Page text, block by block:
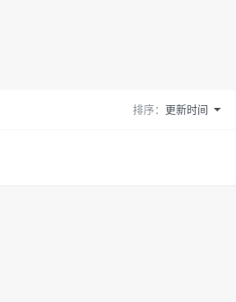
排序：更新时间